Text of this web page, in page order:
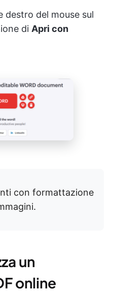
destro del mouse sul
di Apri con
con formattazione
un
online